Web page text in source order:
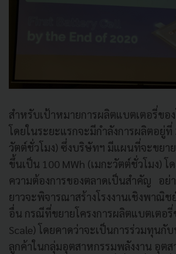
สำหรับเป้าหมายการผลิตแบตเตอรี่ของ
โดยในระยะแรกจะมีกำลังการผลิตอยู่ที่
วัตต์ชั่วโมง) ซึ่งบริษัทฯ มีแผนที่จะขยา
ขึ้นเป็น 100 MWh (เมกะวัตต์ชั่วโมง) โ
ความต้องการของตลาดเป็นสำคัญ อย่า
ยาวจะพิจารณาสร้างโรงงานเชิงพาณิ
อื่น กรณีที่ขยายโครงการผลิตแบตเตอ
Scale) โดยคาดว่าจะเป็นการร่วมทุนกั
ลูกค้าในกลุ่มอุตสาหกรรมพลังงาน อุต